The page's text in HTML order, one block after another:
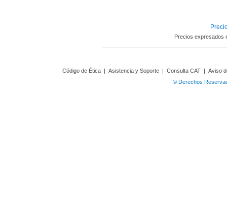
Precios expresados
Código de Ética | Asistencia y Soporte | Consulta CAT | Aviso
© Derechos